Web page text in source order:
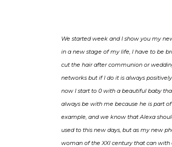
We started week and I show you my
in a new stage of my life, I have to be
cut the hair after communion or
networks but if I do it is always
now I start to 0 with a beautiful baby
always be with me because he is part
example, and we know that Alexa
used to this new days, but as my new
woman of the XXI century that can